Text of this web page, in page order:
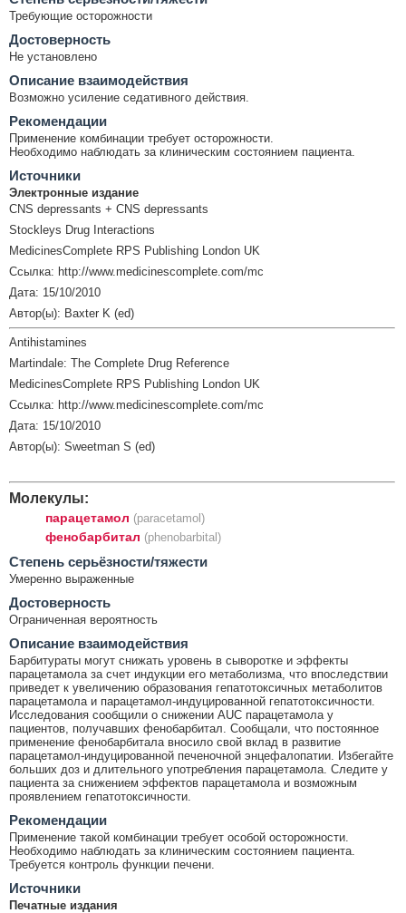
Требующие осторожности
Достоверность
Не установлено
Описание взаимодействия
Возможно усиление седативного действия.
Рекомендации
Применение комбинации требует осторожности.
Необходимо наблюдать за клиническим состоянием пациента.
Источники
Электронные издание
CNS depressants + CNS depressants
Stockleys Drug Interactions
MedicinesComplete RPS Publishing London UK
Ссылка: http://www.medicinescomplete.com/mc
Дата: 15/10/2010
Автор(ы): Baxter K (ed)
Antihistamines
Martindale: The Complete Drug Reference
MedicinesComplete RPS Publishing London UK
Ссылка: http://www.medicinescomplete.com/mc
Дата: 15/10/2010
Автор(ы): Sweetman S (ed)
Молекулы:
парацетамол (paracetamol)
фенобарбитал (phenobarbital)
Cтепень серьёзности/тяжести
Умеренно выраженные
Достоверность
Ограниченная вероятность
Описание взаимодействия
Барбитураты могут снижать уровень в сыворотке и эффекты
парацетамола за счет индукции его метаболизма, что впоследствии
приведет к увеличению образования гепатотоксичных метаболитов
парацетамола и парацетамол-индуцированной гепатотоксичности.
Исследования сообщили о снижении AUC парацетамола у
пациентов, получавших фенобарбитал. Сообщали, что постоянное
применение фенобарбитала вносило свой вклад в развитие
парацетамол-индуцированной печеночной энцефалопатии. Избегайте
больших доз и длительного употребления парацетамола. Следите у
пациента за снижением эффектов парацетамола и возможным
проявлением гепатотоксичности.
Рекомендации
Применение такой комбинации требует особой осторожности.
Необходимо наблюдать за клиническим состоянием пациента.
Требуется контроль функции печени.
Источники
Печатные издания